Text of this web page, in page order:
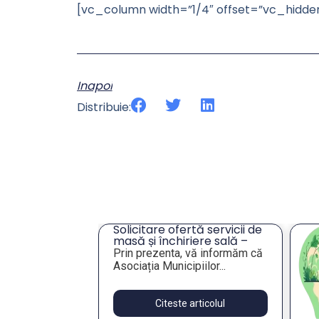
[vc_column width=”1/4″
Inapoi
Distribuie: